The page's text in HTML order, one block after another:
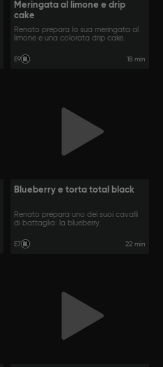
Meringata al limone e drip
cake
Renato prepara la sua meringata al
limone e una colorata drip cake.
E9 18 min
Blueberry e torta total black
Renato prepara uno dei suoi cavalli
di battaglia: la blueberry.
E7 22 min